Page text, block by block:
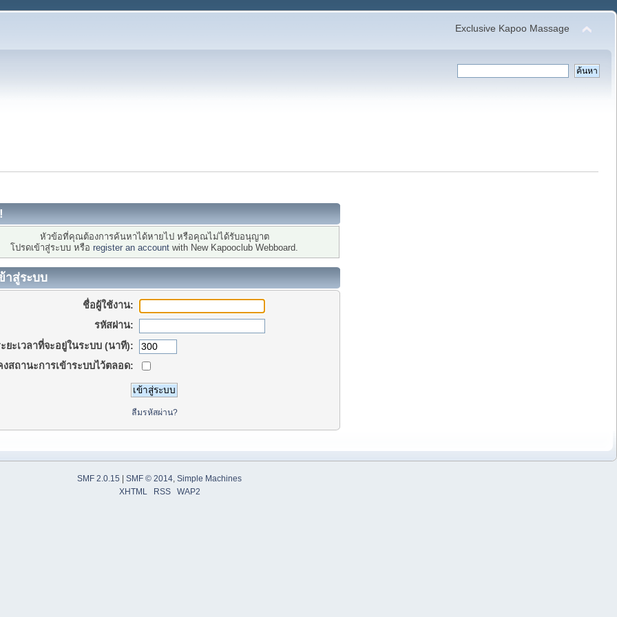
Exclusive Kapoo Massage
หัวข้อที่คุณต้องการค้นหาได้หายไป หรือคุณไม่ได้รับอนุญาต
โปรดเข้าสู่ระบบ หรือ register an account with New Kapooclub Webboard.
าสู่ระบบ
ชื่อผู้ใช้งาน:
รหัสผ่าน:
ยะเวลาที่จะอยู่ในระบบ (นาที):
งสถานะการเข้าระบบไว้ตลอด:
ลืมรหัสผ่าน?
SMF 2.0.15 SMF © 2014 Simple Machines
XHTML
RSS WAP2